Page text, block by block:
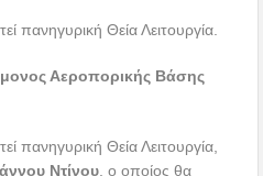
πανηγυρική Θεία Λειτουργία.
Αεροπορικής Βάσης
πανηγυρική Θεία Λειτουργία,
Ντίνου , ο οποίος θα